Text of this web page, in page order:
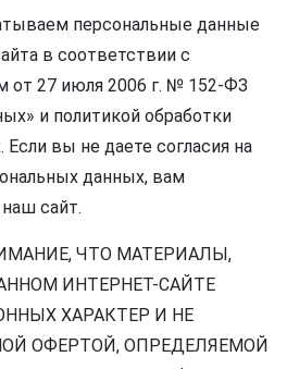
персональные данные
в соответствии с
от 27 июля 2006 г. № 152-ФЗ
и политикой обработки
вы не даете согласия на
данных, вам
сайт.
ЧТО МАТЕРИАЛЫ,
ИНТЕРНЕТ-САЙТЕ
ХАРАКТЕР И НЕ
ОФЕРТОЙ, ОПРЕДЕЛЯЕМОЙ